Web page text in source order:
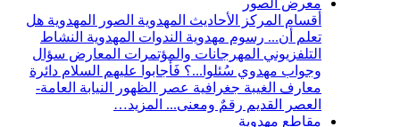
معرض الصور
أقسام المركز
الأحاديث المهدوية الصور المهدوية هل
تعلم أن... رسوم مهدوية الندوات المهدوية النشاط
التلفزيوني المهرجانات والمؤتمرات المعارض سؤال
وجواب مهدوي سُئلوا...؟ فَأجابوا عليهم السلام دائرة
معارف الغيبة جغرافية عصر الظهور
النيابة العامة-
العصر القديم رقمٌ ومعنى... المزيد…
مقاطع مهدوية